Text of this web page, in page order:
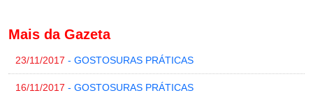
Mais da Gazeta
23/11/2017 - GOSTOSURAS PRÁTICAS
16/11/2017 - GOSTOSURAS PRÁTICAS